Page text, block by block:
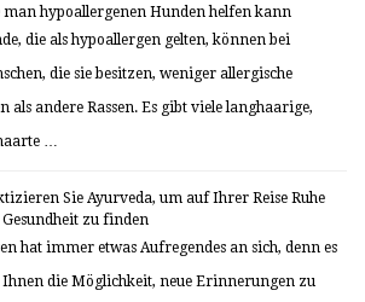
man hypoallergenen Hunden helfen kann
die als hypoallergen gelten, können bei
die sie besitzen, weniger allergische
andere Rassen. Es gibt viele langhaarige,
…
Sie Ayurveda, um auf Ihrer Reise Ruhe
zu finden
hat immer etwas Aufregendes an sich, denn es
Ihnen die Möglichkeit, neue Erinnerungen zu